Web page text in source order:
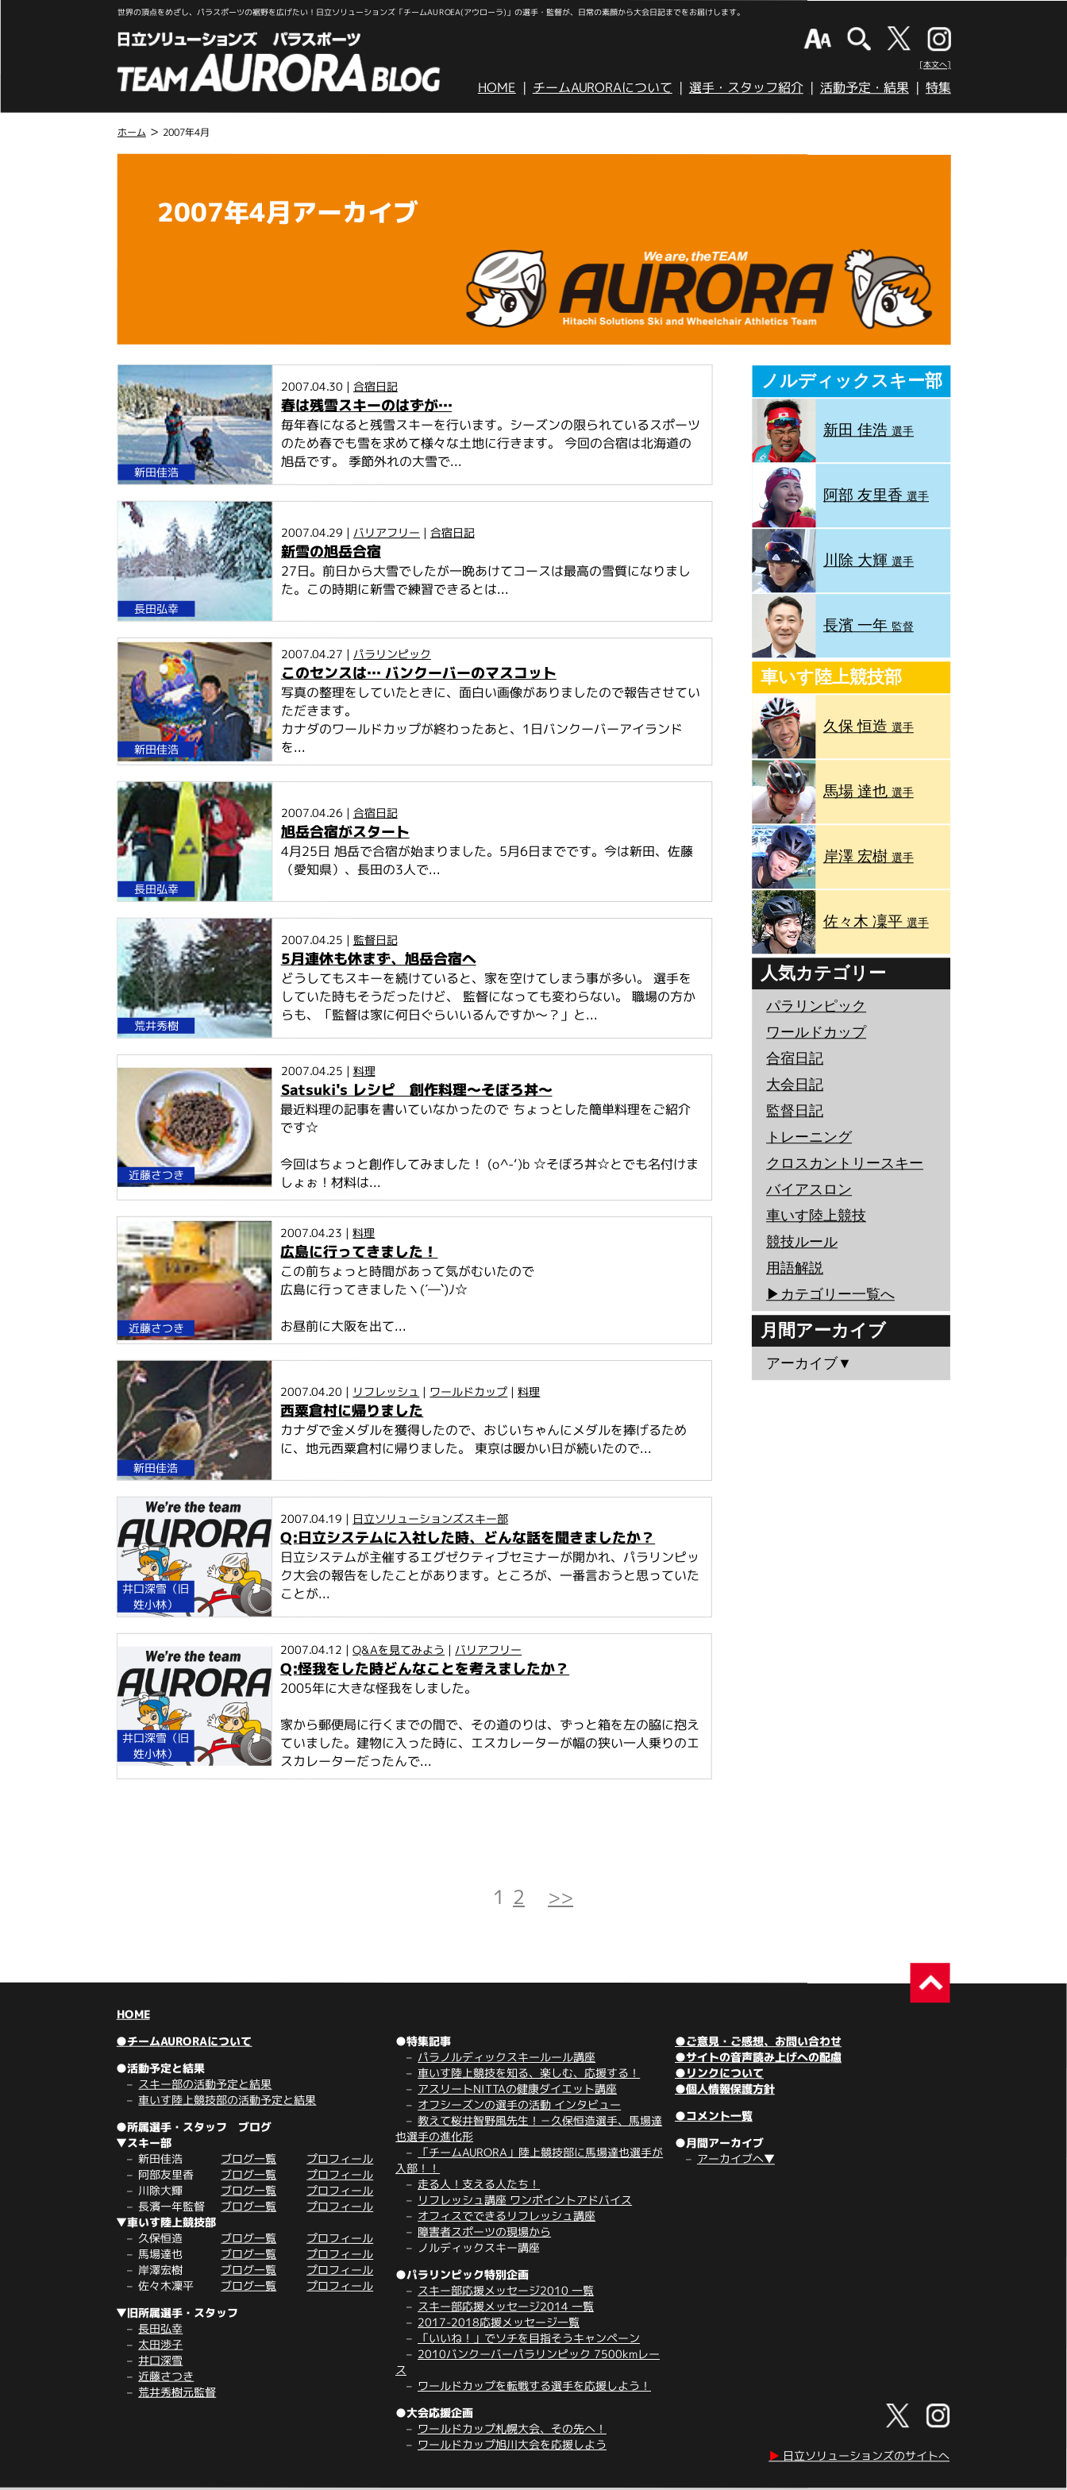
世界の頂点をめざし、パラスポーツの裾野を広げたい！日立ソリューションズ「チームAUROEA(アウローラ)」の選手・監督が、日常の素顔から大会日記までをお届けします。
[本文へ]
HOME チームAURORAについて 選手・スタッフ紹介 活動予定・結果 特集
ホーム > 2007年4月
2007年4月アーカイブ
新田佳浩
2007.04.30 | 合宿日記
春は残雪スキーのはずが…
毎年春になると残雪スキーを行います。シーズンの限られているスポーツ
のため春でも雪を求めて様々な土地に行きます。 今回の合宿は北海道の
旭岳です。 季節外れの大雪で...
長田弘幸
2007.04.29 | バリアフリー | 合宿日記
新雪の旭岳合宿
27日。前日から大雪でしたが一晩あけてコースは最高の雪質になりまし
た。この時期に新雪で練習できるとは...
新田佳浩
2007.04.27 | パラリンピック
このセンスは… バンクーバーのマスコット
写真の整理をしていたときに、面白い画像がありましたので報告させてい
ただきます。
カナダのワールドカップが終わったあと、1日バンクーバーアイランド
を...
長田弘幸
2007.04.26 | 合宿日記
旭岳合宿がスタート
4月25日 旭岳で合宿が始まりました。5月6日までです。今は新田、佐藤
（愛知県）、長田の3人で...
荒井秀樹
2007.04.25 | 監督日記
5月連休も休まず、旭岳合宿へ
どうしてもスキーを続けていると、家を空けてしまう事が多い。 選手を
していた時もそうだったけど、 監督になっても変わらない。 職場の方か
らも、「監督は家に何日ぐらいいるんですか～？」と...
近藤さつき
2007.04.25 | 料理
Satsuki's レシピ 創作料理～そぼろ丼～
最近料理の記事を書いていなかったので ちょっとした簡単料理をご紹介
です☆
今回はちょっと創作してみました！ (o^-‘)b ☆そぼろ丼☆とでも名付けま
しょぉ！材料は...
近藤さつき
2007.04.23 |料理
広島に行ってきました！
この前ちょっと時間があって気がむいたので
広島に行ってきましたヽ(´―`)ﾉ☆
お昼前に大阪を出て...
新田佳浩
2007.04.20 | リフレッシュ | ワールドカップ |料理
西粟倉村に帰りました
カナダで金メダルを獲得したので、おじいちゃんにメダルを捧げるため
に、地元西粟倉村に帰りました。 東京は暖かい日が続いたので...
井口深雪（旧
姓小林）
2007.04.19 | 日立ソリューションズスキー部
Q:日立システムに入社した時、どんな話を聞きましたか？
日立システムが主催するエグゼクティブセミナーが開かれ、パラリンピッ
ク大会の報告をしたことがあります。ところが、一番言おうと思っていた
ことが...
井口深雪（旧
姓小林）
2007.04.12 |Q&Aを見てみよう | バリアフリー
Q:怪我をした時どんなことを考えましたか？
2005年に大きな怪我をしました。
家から郵便局に行くまでの間で、その道のりは、ずっと箱を左の脇に抱え
ていました。建物に入った時に、エスカレーターが幅の狭い一人乗りのエ
スカレーターだったんで...
ノルディックスキー部
新田 佳浩選手
阿部 友里香選手
川除 大輝 選手
長濱 一年 監督
車いす陸上競技部
久保 恒造 選手
馬場 達也 選手
岸澤 宏樹 選手
佐々木 凜平 選手
人気カテゴリー
パラリンピック
ワールドカップ
合宿日記
大会日記
監督日記
トレーニング
クロスカントリースキー
バイアスロン
車いす陸上競技
競技ルール
用語解説
▶︎カテゴリー一覧へ
月間アーカイブ
アーカイブ▼
1 2 >>
HOME
●チームAURORAについて
●活動予定と結果
スキー部の活動予定と結果
車いす陸上競技部の活動予定と結果
●所属選手・スタッフ ブログ
▼スキー部
新田佳浩 ブログ一覧 プロフィール
阿部友里香 ブログ一覧 プロフィール
川除大輝 ブログ一覧 プロフィール
長濱一年監督 ブログ一覧 プロフィール
▼車いす陸上競技部
久保恒造 ブログ一覧 プロフィール
馬場達也 ブログ一覧 プロフィール
岸澤宏樹 ブログ一覧 プロフィール
佐々木凜平 ブログ一覧 プロフィール
▼旧所属選手・スタッフ
長田弘幸
太田渉子
井口深雪
近藤さつき
荒井秀樹元監督
●特集記事
パラノルディックスキールール講座
車いす陸上競技を知る、楽しむ、応援する！
アスリートNITTAの健康ダイエット講座
オフシーズンの選手の活動 インタビュー
教えて桜井智野風先生！－久保恒造選手、馬場達
也選手の進化形
「チームAURORA」陸上競技部に馬場達也選手が
入部！！
走る人！支える人たち！
リフレッシュ講座 ワンポイントアドバイス
オフィスでできるリフレッシュ講座
障害者スポーツの現場から
ノルディックスキー講座
●パラリンピック特別企画
スキー部応援メッセージ2010 一覧
スキー部応援メッセージ2014 一覧
2017-2018応援メッセージ一覧
「いいね！」でソチを目指そうキャンペーン
2010バンクーバーパラリンピック 7500kmレー
ス
ワールドカップを転戦する選手を応援しよう！
●大会応援企画
ワールドカップ札幌大会、その先へ！
ワールドカップ旭川大会を応援しよう
●ご意見・ご感想、お問い合わせ
●サイトの音声読み上げへの配慮
●リンクについて
●個人情報保護方針
●コメント一覧
●月間アーカイブ
アーカイブへ▼
▶︎ 日立ソリューションズのサイトへ